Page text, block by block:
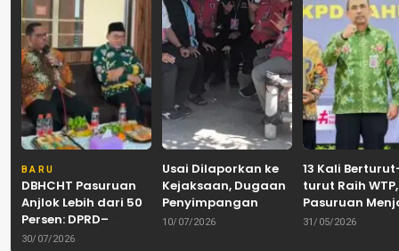
BARU
DBHCHT Pasuruan
Anjlok Lebih dari 50
Persen: DPRD–
Pemkab–Bea Cukai
30/07/2026
Usai Dilaporkan ke
Kejaksaan, Dugaan
Penyimpangan
Banpol PDIP
10/07/2026
13 Kali
turut Raih WTP,
Pasuruan
Tradisi
31/05/2026